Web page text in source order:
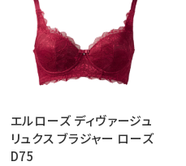
エルローズ ディヴァージュ
リュクス ブラジャー ローズ
D75